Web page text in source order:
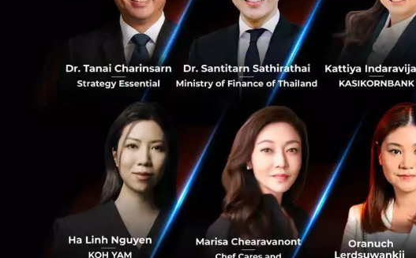
0
RELATED